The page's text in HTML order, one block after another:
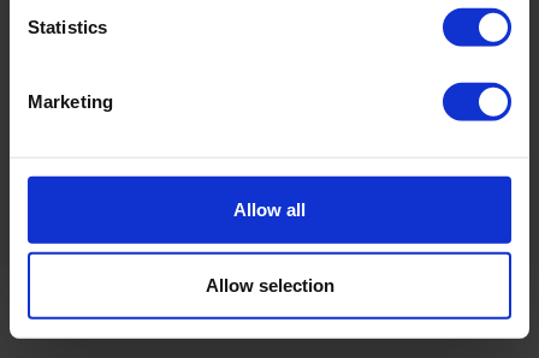
Statistics
Marketing
Allow all
Allow selection
"Jeg oplever at få en kompetent og empatisk